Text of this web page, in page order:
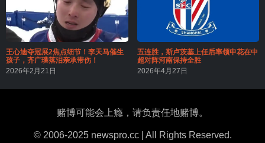
王心迪夺冠展2焦点细节！李天马催生
孩子，齐广璞落泪亲承带伤！
2026年2月21日
五连胜，斯卢茨基上任后率领申花在中
超对阵河南保持全胜
2026年4月27日
赌博可能会上瘾，请负责任地赌博。
© 2006-2025 newspro.cc | All Rights Reserved.